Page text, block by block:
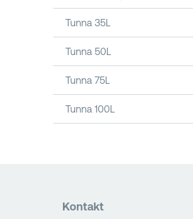
Tunna 35L
Tunna 50L
Tunna 75L
Tunna 100L
Kontakt